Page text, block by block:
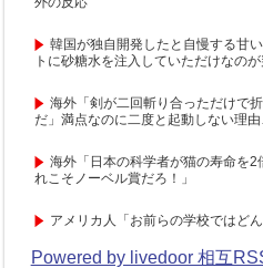
韓国が独自開発したと自慢する甘
トに砂糖水を注入していただけなの
海外「剣が二回斬り合っただけで
だ」満点なのに二度と起動しない理由
海外「日本の科学者が猫の寿命を2
れこそノーベル賞だろ！」
アメリカ人「お前らの学校ではど
Powered by livedoor 相互